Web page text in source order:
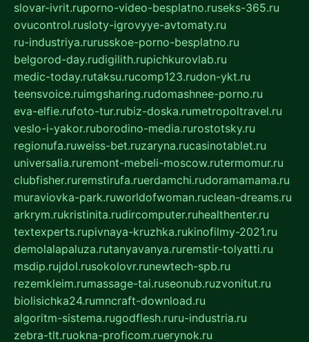
slovar-ivrit.ruporno-video-besplatno.ruseks-365.ru
ovucontrol.rusloty-igrovyye-avtomaty.ru
ru-industriya.rurusskoe-porno-besplatno.ru
belgorod-day.rudigilith.rupichkurovlab.ru
medic-today.rutaksu.rucomp123.rudon-ykt.ru
teensvoice.ruimgsharing.rudomashnee-porno.ru
eva-elfie.rufoto-tur.rubiz-doska.rumetropoltravel.ru
veslo-i-yakor.ruborodino-media.rurostotsky.ru
regionufa.ruweiss-bet.ruzaryna.rucasinotablet.ru
universalia.ruremont-mebeli-moscow.rutermomur.ru
clubfisher.ruremstirufa.ruerdamchi.rudoramamama.ru
muraviovka-park.ruworldofwoman.ruclean-dreams.ru
arkrym.rukristinita.rudircomputer.ruhealthenter.ru
textexperts.rupivnaya-kruzhka.rukinofilmy-2021.ru
demolalapaluza.rutanyavanya.ruremstir-tolyatti.ru
msdip.rujdol.rusokolovr.runewtech-spb.ru
rezemkleim.rumassage-tai.ruseonub.ruzvonitut.ru
biolisichka24.rumncraft-download.ru
algoritm-sistema.rugodflesh.ruru-industria.ru
zebra-tlt.ruokna-proficom.ruerynok.ru